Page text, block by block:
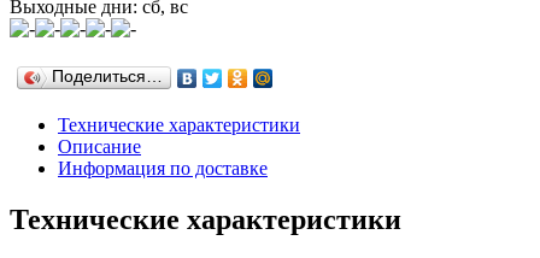
Выходные дни: сб, вс
Поделиться…
Технические характеристики
Описание
Информация по доставке
Технические характеристики